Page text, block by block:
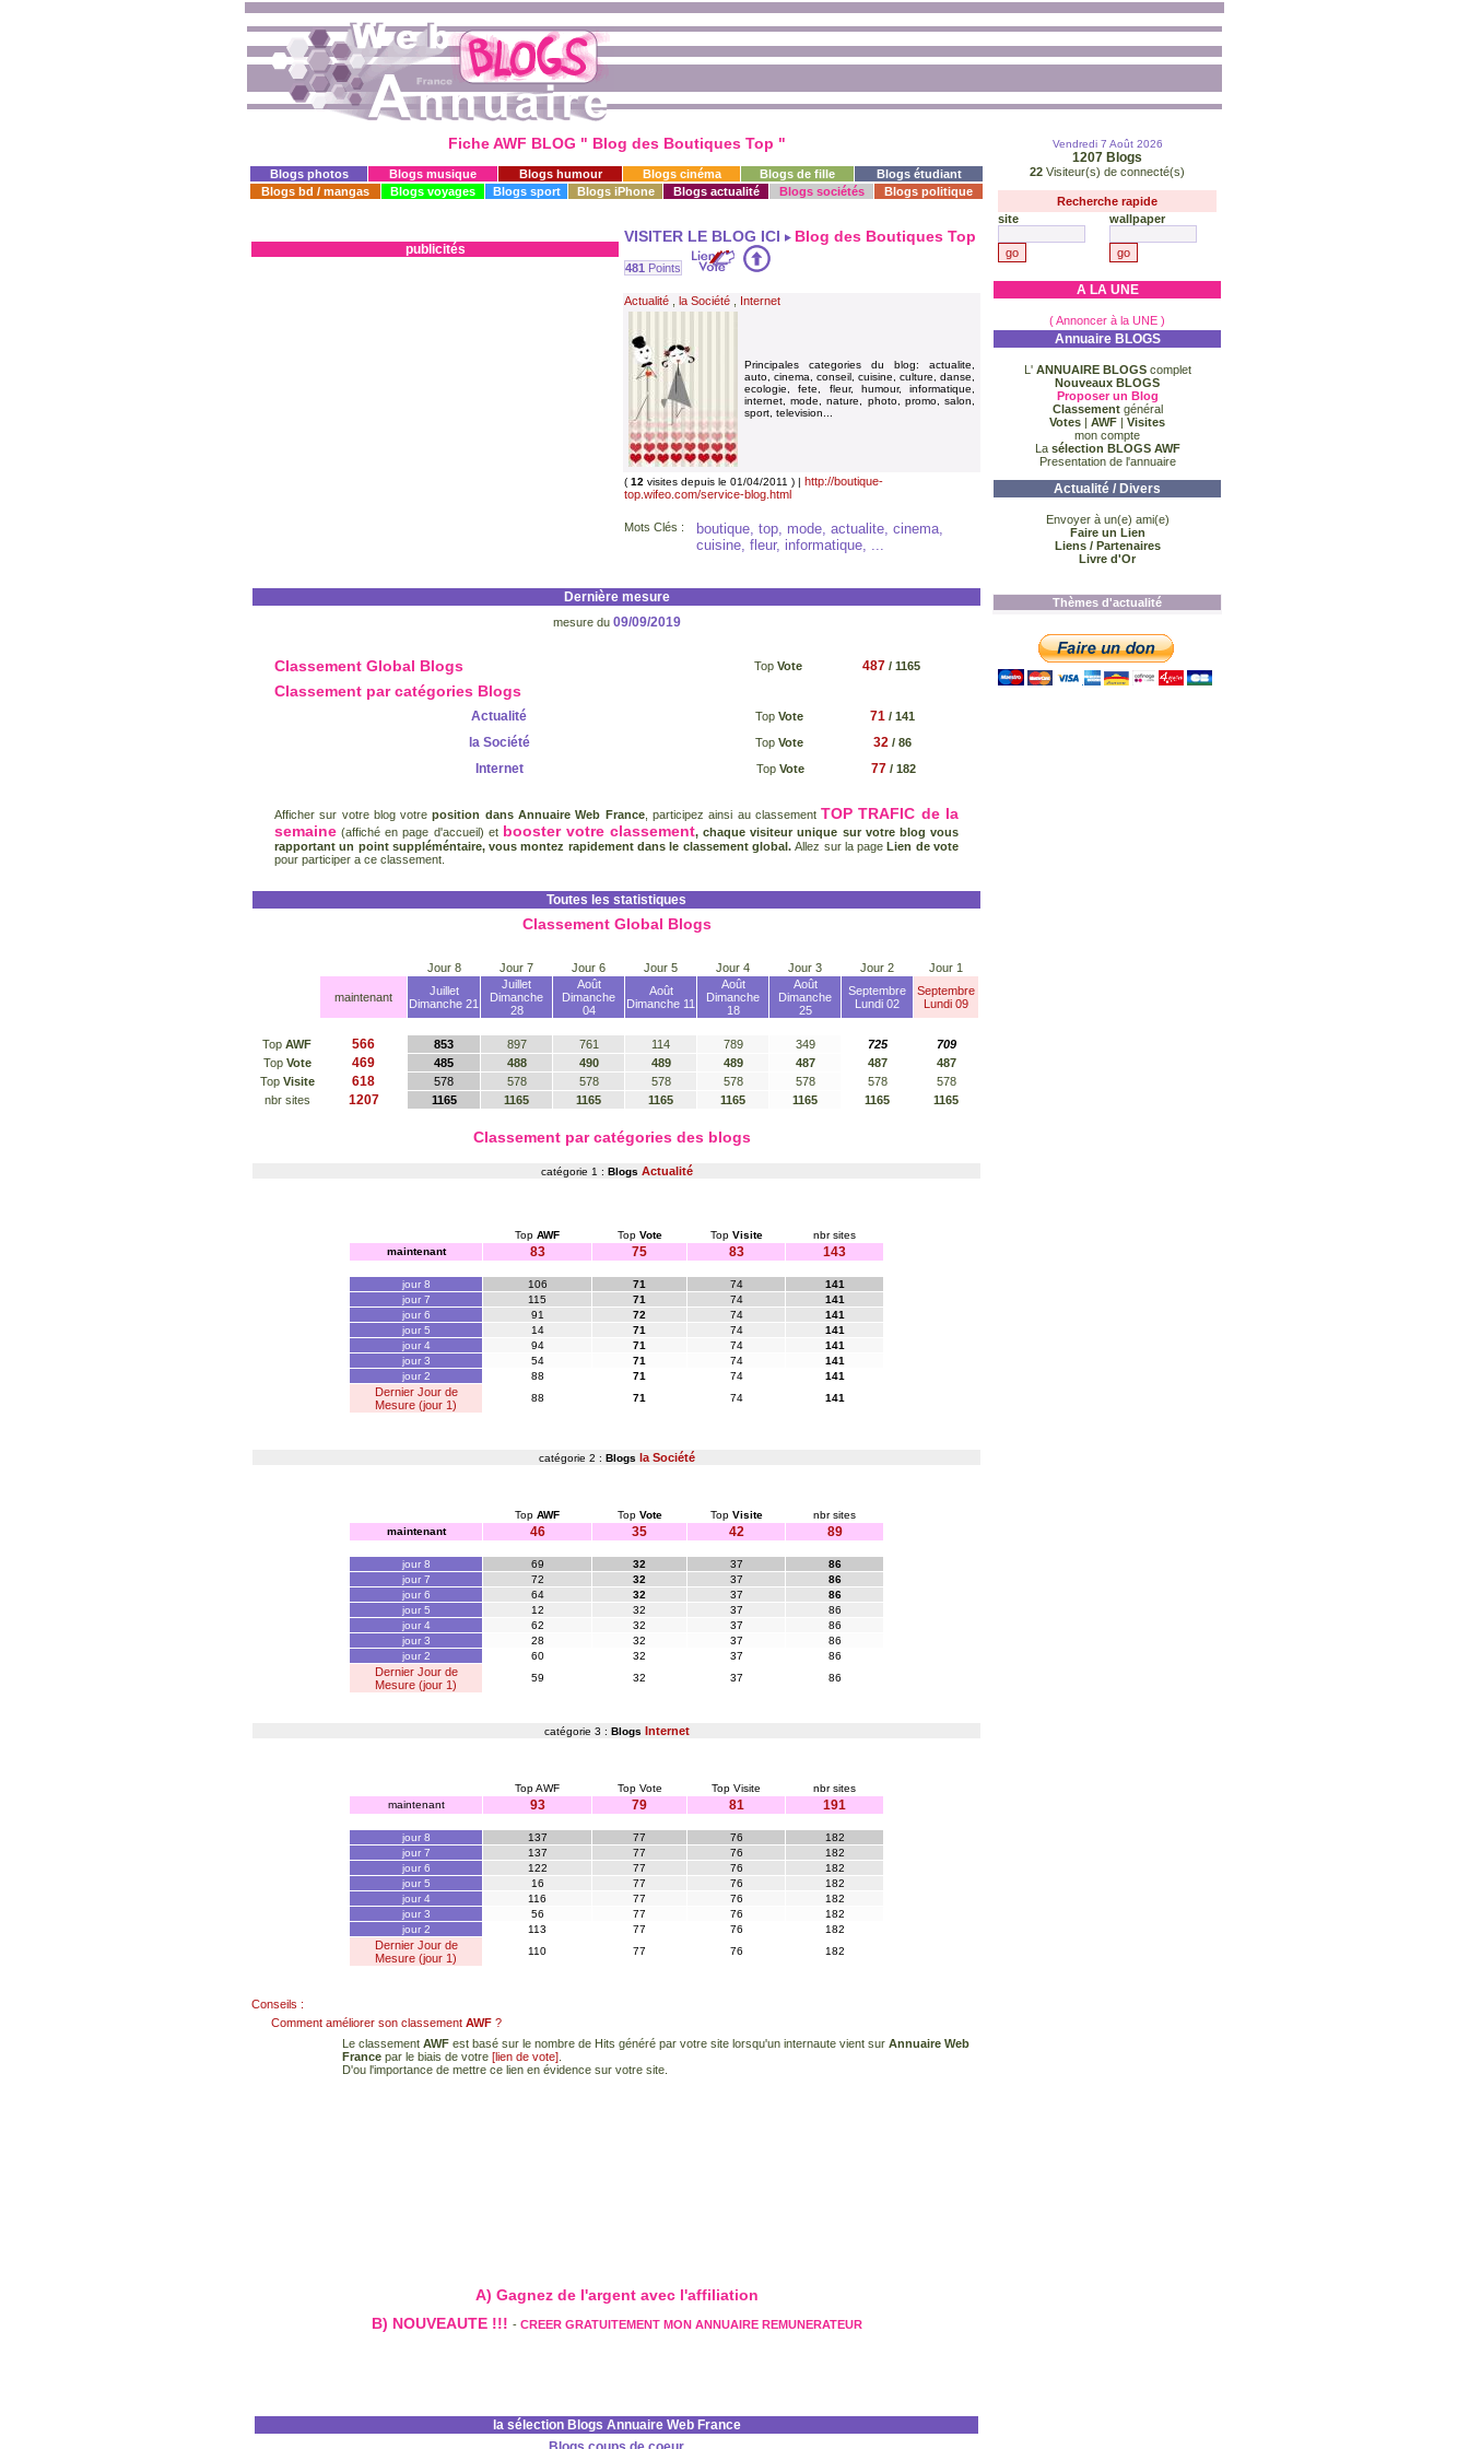
Fiche AWF BLOG " Blog des Boutiques Top "
Blogs photos Blogs musique Blogs humour Blogs cinéma Blogs de fille
Blogs étudiant
Blogs bd / mangas
Blogs voyages Blogs sport Blogs iPhone Blogs actualité Blogs sociétés Blogs politique
publicités
VISITER LE BLOG ICI Blog des Boutiques Top
481 Points
Actualité la Société Internet
Principales categories du blog: actualite,
auto, cinema, conseil, cuisine, culture, danse,
ecologie, fete, fleur, humour, informatique,
internet, mode, nature, photo, promo, salon,
sport, television...
( 12 visites depuis le 01/04/2011 ) | http://boutique-
top.wifeo.com/service-blog.html
Mots Clés :
boutique, top, mode, actualite, cinema,
cuisine, fleur, informatique, ...
Dernière mesure
mesure du 09/09/2019
Classement Global Blogs Top Vote 487 / 1165
Classement par catégories Blogs
Actualité Top Vote 71 / 141
la Société Top Vote 32 / 86
Internet Top Vote 77 / 182
Afficher sur votre blog votreposition dans Annuaire Web France, participez ainsi au classementTOP TRAFIC de la
semaine (affiché en page d'accueil) et booster votre classement, chaque visiteur unique sur votre blog vous
rapportant un point suppléméntaire, vous montez rapidement dans le classement global.Allez sur la pageLien de vote
pour participer a ce classement.
Toutes les statistiques
Classement Global Blogs
Jour 8 Jour 7 Jour 6 Jour 5 Jour 4 Jour 3 Jour 2 Jour 1
maintenant
Juillet
Dimanche 21
Juillet
Dimanche
28
Août
Dimanche
04
Août
Dimanche 11
Août
Dimanche
18
Août
Dimanche
25
Septembre
Lundi 02
Septembre
Lundi 09
Top AWF 566 853 897 761 114 789 349 725
709
Top Vote 469 485 488 490 489 489 487 487
487
Top Visite 618 578 578 578 578 578 578 578
578
nbr sites
1207 1165 1165 1165 1165 1165 1165 1165 1165
Classement par catégories des blogs
catégorie 1 : Blogs Actualité
Top AWF Top Vote Top Visite
nbr sites
maintenant
83 75 83 143
jour 8 106 71 74
141
jour 7
115 71 74
141
jour 6
91 72 74
141
jour 5
14 71 74
141
jour 4
94 71 74
141
jour 3
54 71 74
141
jour 2
88 71 74 141
Dernier Jour de
Mesure (jour 1)
88 71 74 141
catégorie 2 : Blogs la Société
Top AWF Top Vote Top Visite
nbr sites
maintenant
46 35 42 89
jour 8 69 32 37
86
jour 7
72 32 37
86
jour 6
64 32 37
86
jour 5
12 32 37
86
jour 4
62 32 37
86
jour 3
28 32 37
86
jour 2
60 32 37 86
Dernier Jour de
Mesure (jour 1)
59 32 37 86
catégorie 3 : Blogs Internet
Top AWF Top Vote Top Visite
nbr sites
maintenant
93 79 81 191
jour 8 137 77 76
182
jour 7
137 77 76
182
jour 6
122 77 76
182
jour 5
16 77 76
182
jour 4
116 77 76
182
jour 3
56 77 76
182
jour 2
113 77 76 182
Dernier Jour de
Mesure (jour 1)
110 77 76 182
Conseils :
Comment améliorer son classement AWF ?
Le classement AWF est basé sur le nombre de Hits généré par votre site lorsqu'un internaute vient sur Annuaire Web
France par le biais de votre [lien de vote]
D'ou l'importance de mettre ce lien en évidence sur votre site.
A) Gagnez de l'argent avec l'affiliation
B) NOUVEAUTE !!! - CREER GRATUITEMENT MON ANNUAIRE REMUNERATEUR
la sélection Blogs Annuaire Web France
Vendredi 7 Août 2026
1207 Blogs
22 Visiteur(s) de connecté(s)
Recherche rapide
site
wallpaper
A LA UNE
( Annoncer à la UNE )
Annuaire BLOGS
L' ANNUAIRE BLOGS complet
Nouveaux BLOGS
Proposer un Blog
Classementgénéral
Votes | AWF | Visites
mon compte
Lasélection BLOGS AWF
Presentation de l'annuaire
Actualité / Divers
Envoyer à un(e) ami(e)
Faire un Lien
Liens / Partenaires
Livre d'Or
Thèmes d'actualité